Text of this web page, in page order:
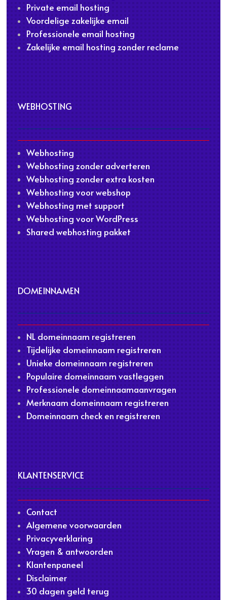
Private email hosting
Voordelige zakelijke email
Professionele email hosting
Zakelijke email hosting zonder reclame
WEBHOSTING
Webhosting
Webhosting zonder adverteren
Webhosting zonder extra kosten
Webhosting voor webshop
Webhosting met support
Webhosting voor WordPress
Shared webhosting pakket
DOMEINNAMEN
NL domeinnaam registreren
Tijdelijke domeinnaam registreren
Unieke domeinnaam registreren
Populaire domeinnaam vastleggen
Professionele domeinnaamaanvragen
Merknaam domeinnaam registreren
Domeinnaam check en registreren
KLANTENSERVICE
Contact
Algemene voorwaarden
Privacyverklaring
Vragen & antwoorden
Klantenpaneel
Disclaimer
30 dagen geld terug